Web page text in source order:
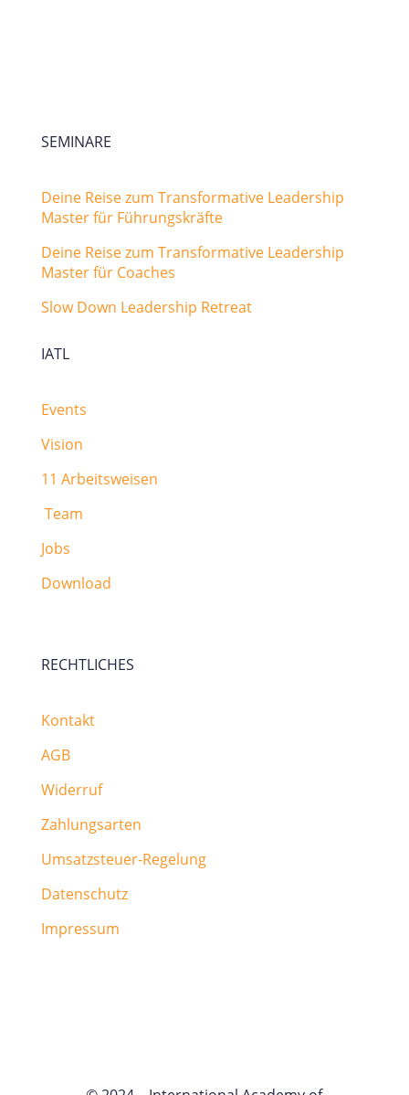
SEMINARE
Deine Reise zum Transformative Leadership
Master für Führungskräfte
Deine Reise zum Transformative Leadership
Master für Coaches
Slow Down Leadership Retreat
IATL
Events
Vision
11 Arbeitsweisen
Team
Jobs
Download
RECHTLICHES
Kontakt
AGB
Widerruf
Zahlungsarten
Umsatzsteuer-Regelung
Datenschutz
Impressum